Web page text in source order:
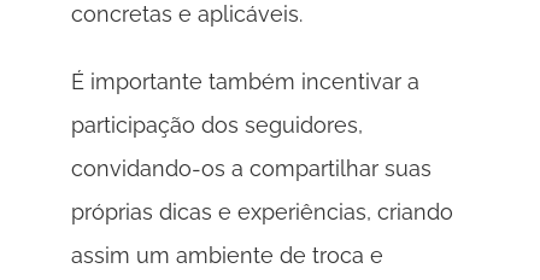
concretas e aplicáveis.
É importante também incentivar a
participação dos seguidores,
convidando-os a compartilhar suas
próprias dicas e experiências, criando
assim um ambiente de troca e